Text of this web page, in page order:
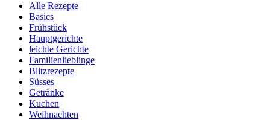
Alle Rezepte
Basics
Frühstück
Hauptgerichte
leichte Gerichte
Familienlieblinge
Blitzrezepte
Süsses
Getränke
Kuchen
Weihnachten